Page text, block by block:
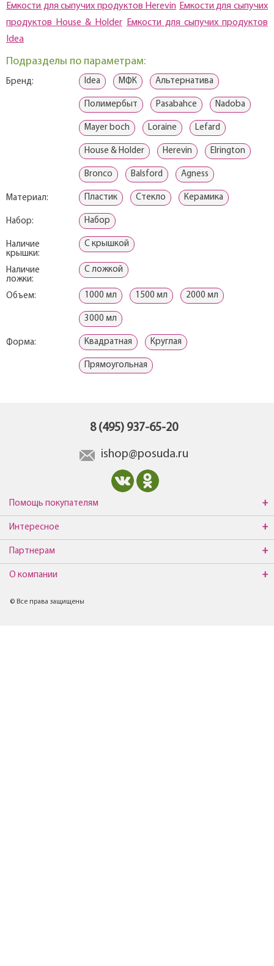
Емкости для сыпучих продуктов Herevin Емкости для сыпучих
продуктов House & Holder Емкости для сыпучих продуктов
Idea
Подразделы по параметрам:
Бренд: Idea МФК Альтернатива
Полимербыт Pasabahce Nadoba
Mayer boch Loraine Lefard
House & Holder Herevin Elrington
Bronco Balsford Agness
Материал: Пластик Стекло Керамика
Набор: Набор
Наличие
крышки:
С крышкой
Наличие
ложки:
С ложкой
Объем: 1000 мл 1500 мл 2000 мл
3000 мл
Форма: Квадратная Круглая
Прямоугольная
8 (495) 937-65-20
ishop@posuda.ru
Помощь покупателям
Интересное
Партнерам
О компании
© Все права защищены